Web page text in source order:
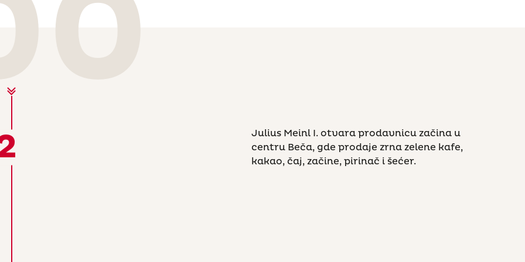
Julius Meinl I. otvara prodavnicu začina u
centru Beča, gde prodaje zrna zelene kafe,
kakao, čaj, začine, pirinač i šećer.